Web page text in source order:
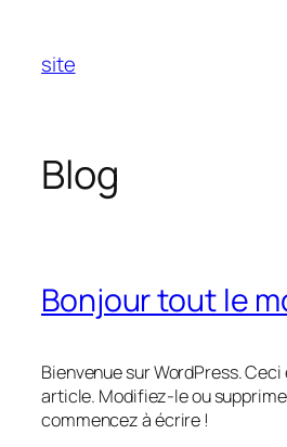
contenu
site
Blog
Bonjour tout le
Bienvenue sur WordPress.
article. Modifiez-le ou
commencez à écrire !